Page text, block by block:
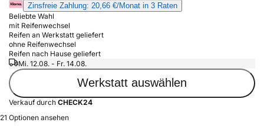
Zinsfreie Zahlung: 20,66 €/Monat in 3 Raten
Beliebte Wahl
mit Reifenwechsel
Reifen an Werkstatt geliefert
ohne Reifenwechsel
Reifen nach Hause geliefert
Mi. 12.08. - Fr. 14.08.
Werkstatt auswählen
Verkauf durch CHECK24
21 Optionen ansehen